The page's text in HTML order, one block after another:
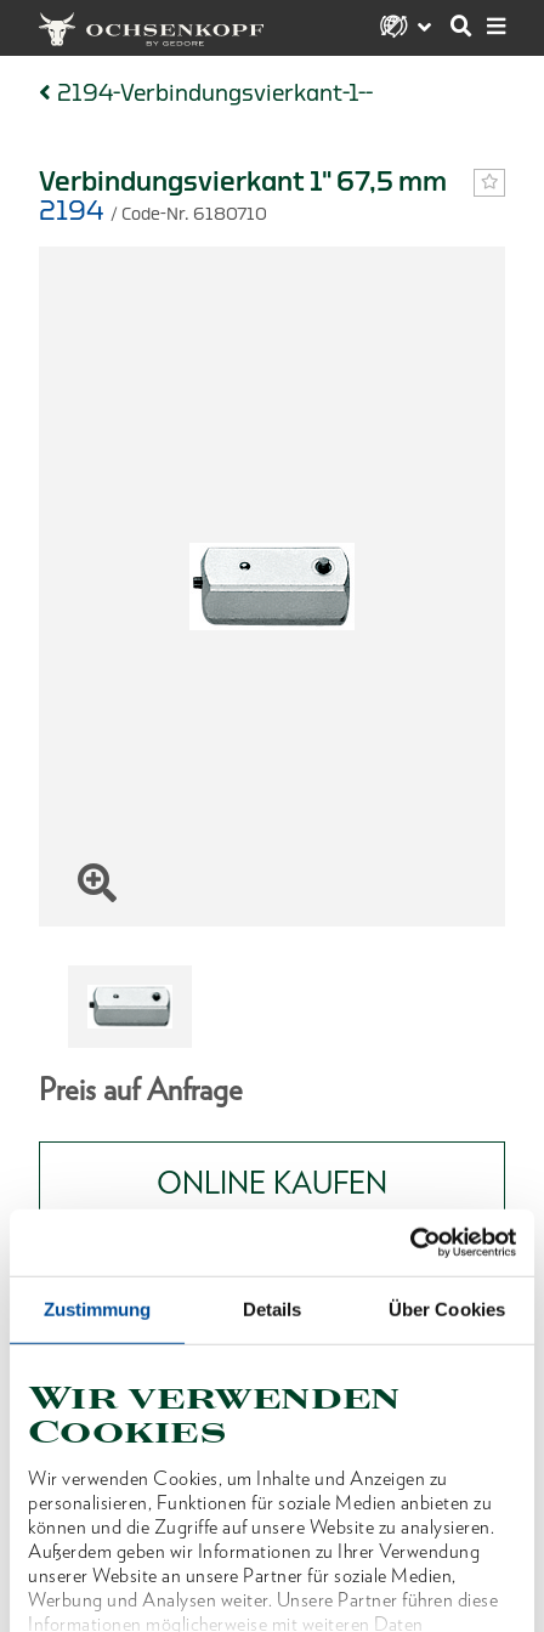
Zustimmung Details Über Cookies
Wir verwenden
Cookies
Wir verwenden Cookies, um Inhalte und Anzeigen zu
personalisieren, Funktionen für soziale Medien anbieten zu
können und die Zugriffe auf unsere Website zu analysieren.
Außerdem geben wir Informationen zu Ihrer Verwendung
unserer Website an unsere Partner für soziale Medien,
Werbung und Analysen weiter. Unsere Partner führen diese
Informationen möglicherweise mit weiteren Daten
2194-Verbindungsvierkant-1--
Verbindungsvierkant 1" 67,5 mm
2194 / Code-Nr. 6180710
Preis auf Anfrage
ONLINE KAUFEN
HÄNDLER FINDEN
Produktbeschreibung
Ausführung nach DIN 3122, ISO 3315
Für handbetätigte Steckschlüsseleinsätze mit
Vierkantantrieb nach DIN 3120, ISO 1174, mit
Stiftsicherung
Vanadium-Stahl 31CrV3, verchromt